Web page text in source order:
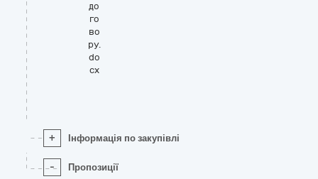
до
го
во
ру.
do
cx
+ Інформація по закупівлі
- Пропозиції